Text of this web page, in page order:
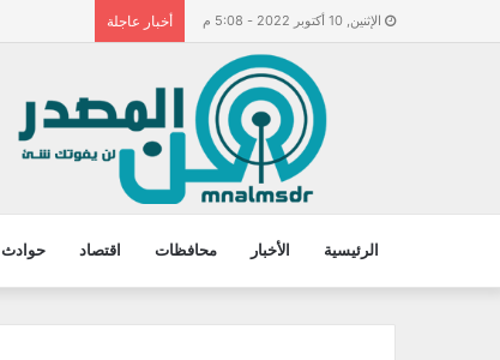
الإثنين, 10 أكتوبر 2022 - 5:08 م أخبار عاجلة
الرئيسية الأخبار محافظات اقتصاد حوادث